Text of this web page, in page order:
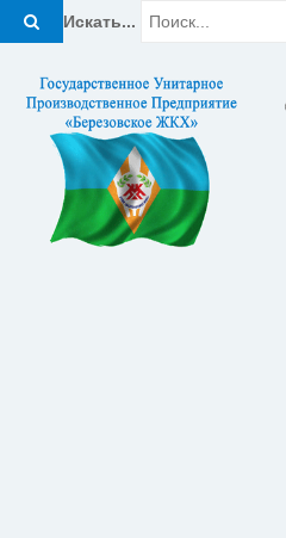
Искать...